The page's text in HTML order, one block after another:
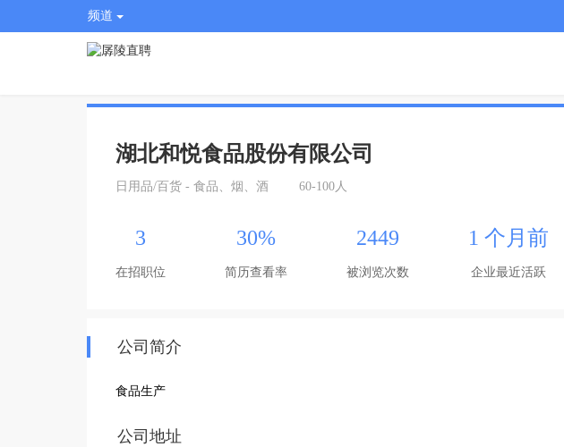
频道
湖北和悦食品股份有限公司
日用品/百货 - 食品、烟、酒 60-100人
3
在招职位
30%
简历查看率
2449
被浏览次数
1 个月前
企业最近活跃
公司简介
食品生产
公司地址